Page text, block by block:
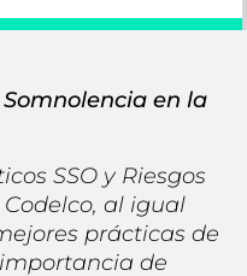
en la
SSO y Riesgos
Codelco, al igual
prácticas de
de